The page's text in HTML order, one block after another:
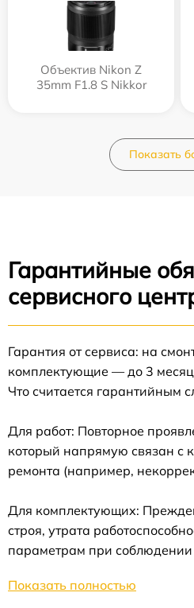
Объектив Nikon Z
35mm F1.8 S Nikkor
Показать
Гарантийные
сервисного
Гарантия от сервиса: на
комплектующие — до 3
Что считается гарантийным
Для работ: Повторное
который напрямую связан с
ремонта (например,
Для комплектующих:
строя, утрата
параметрам при соблюдении
Показать полностью